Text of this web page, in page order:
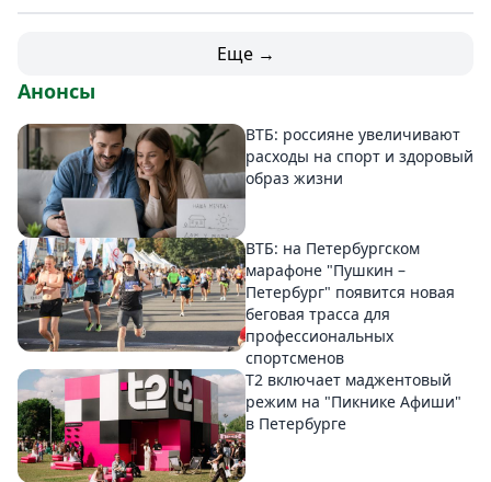
Еще →
Анонсы
ВТБ: россияне увеличивают
расходы на спорт и здоровый
образ жизни
ВТБ: на Петербургском
марафоне "Пушкин –
Петербург" появится новая
беговая трасса для
профессиональных
спортсменов
Т2 включает маджентовый
режим на "Пикнике Афиши"
в Петербурге